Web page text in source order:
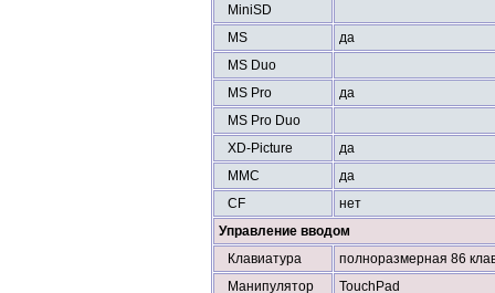
MiniSD
MS
да
MS Duo
MS Pro
да
MS Pro Duo
XD-Picture
да
MMC
да
CF
нет
Управление вводом
Клавиатура
полноразмерная 86
Манипулятор
TouchPad